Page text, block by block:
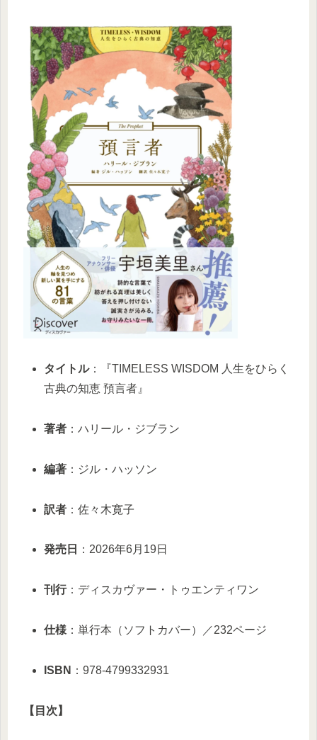
タイトル：『TIMELESS WISDOM 人生をひらく
古典の知恵 預言者』
著者 ：ハリール・ジブラン
編著 ：ジル・ハッソン
訳者 ：佐々木寛子
発売日 ：2026年6月19日
刊行：ディスカヴァー・トゥエンティワン
仕様 ：単行本（ソフトカバー）／232ページ
ISBN ：978-4799332931
【目次】